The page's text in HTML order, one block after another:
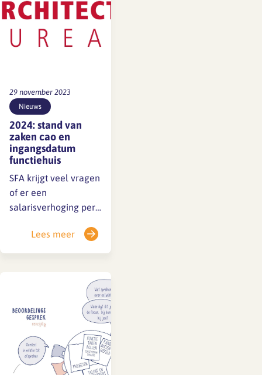
kerst of…
29 november 2023
Nieuws
2024: stand van
zaken cao en
ingangsdatum
functiehuis
SFA krijgt veel vragen
of er een
salarisverhoging per
Dat is op dit moment
nog niet bekend: cao-
werkgevers) en FNV,
(namens
werknemers) zijn nog
in onderhandeling
over de invulling van
cao-afspraken vanaf
Lees meer